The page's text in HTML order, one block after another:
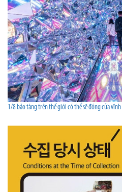
1/8 bảo tàng trên thế giới có thể sẽ đóng cửa